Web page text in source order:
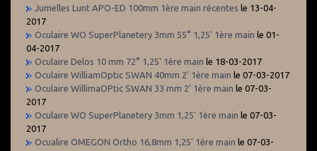
Jumelles Lunt APO-ED 100mm 1ère main récentes le 13-04-
2017
Oculaire WO SuperPlanetery 3mm 55° 1,25' 1ère main le 01-
04-2017
Oculaire Delos 10 mm 72° 1,25' 1ère main le 18-03-2017
Oculaire WilliamOptic SWAN 40mm 2' 1ère main le 07-03-2017
Oculaire WillimaOPtic SWAN 33 mm 2' 1ère main le 07-03-
2017
Oculaire WO SuperPlanetery 3mm 1,25' 1ère main le 07-03-
2017
Ocualire OMEGON Ortho 16,8mm 1,25' 1ère main le 07-03-